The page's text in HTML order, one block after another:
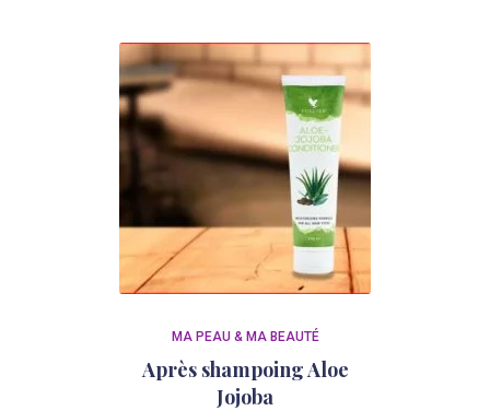
MA PEAU & MA BEAUTÉ
Après shampoing Aloe
Jojoba